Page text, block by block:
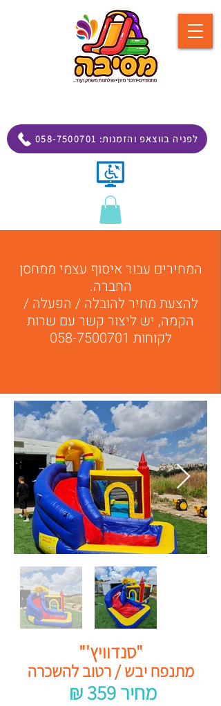
058-7500701 :לפניה בווצאפ והזמנות
המחירים עבור איסוף עצמי ממחסן
החברה.
להצעת מחיר להובלה / הפעלה /
הקמה, יש ליצור קשר עם שרות
לקוחות 058-7500701
"סנדוויץ'"
מתנפח יבש / רטוב להשכרה
₪ 359 מחיר